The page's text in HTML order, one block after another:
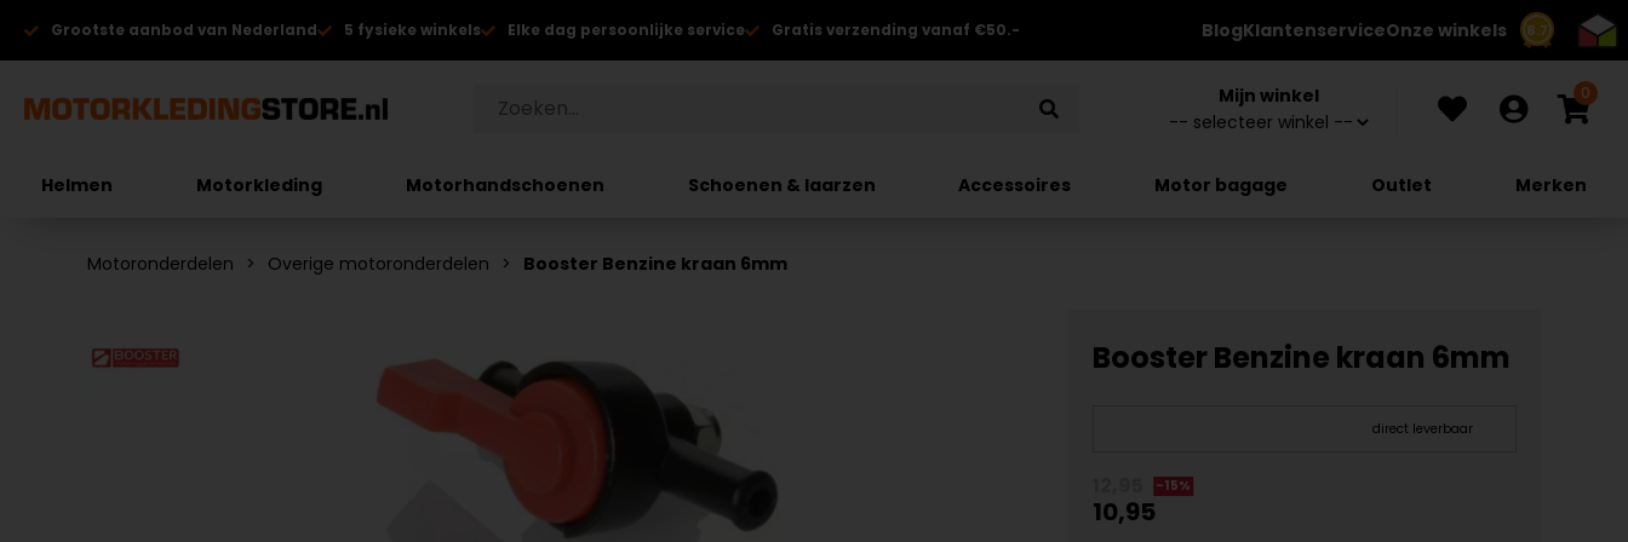
8.7
Grootste aanbod van Nederland 5 fysieke winkels Elke dag persoonlijke service Gratis verzending vanaf €50.- BlogKlantenserviceOnze winkels
Mijn winkel 0
Helmen Motorkleding Motorhandschoenen Schoenen & laarzen Accessoires Motor bagage Outlet Merken
Motoronderdelen Overige motoronderdelen Booster Benzine kraan 6mm
Booster Benzine kraan 6mm
direct leverbaar
-15%
10,95